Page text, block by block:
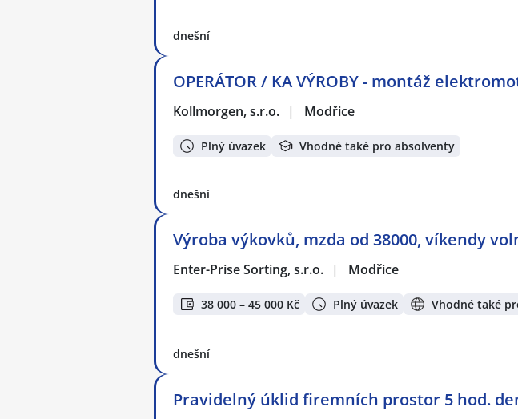
dnešní
OPERÁTOR / KA VÝROBY - montáž
Kollmorgen, s.r.o. | Modřice
Plný úvazek Vhodné také pro absolventy
dnešní
Výroba výkovků, mzda od 38000, víkendy
Enter-Prise Sorting, s.r.o. | Modřice
38 000 – 45 000 Kč Plný úvazek Vhodné také
dnešní
Pravidelný úklid firemních prostor 5 hod.